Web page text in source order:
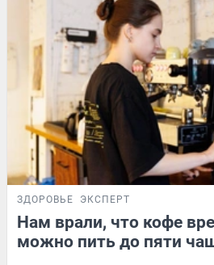
ЗДОРОВЬЕ ЭКСПЕРТ
Нам врали, что кофе
можно пить до пяти